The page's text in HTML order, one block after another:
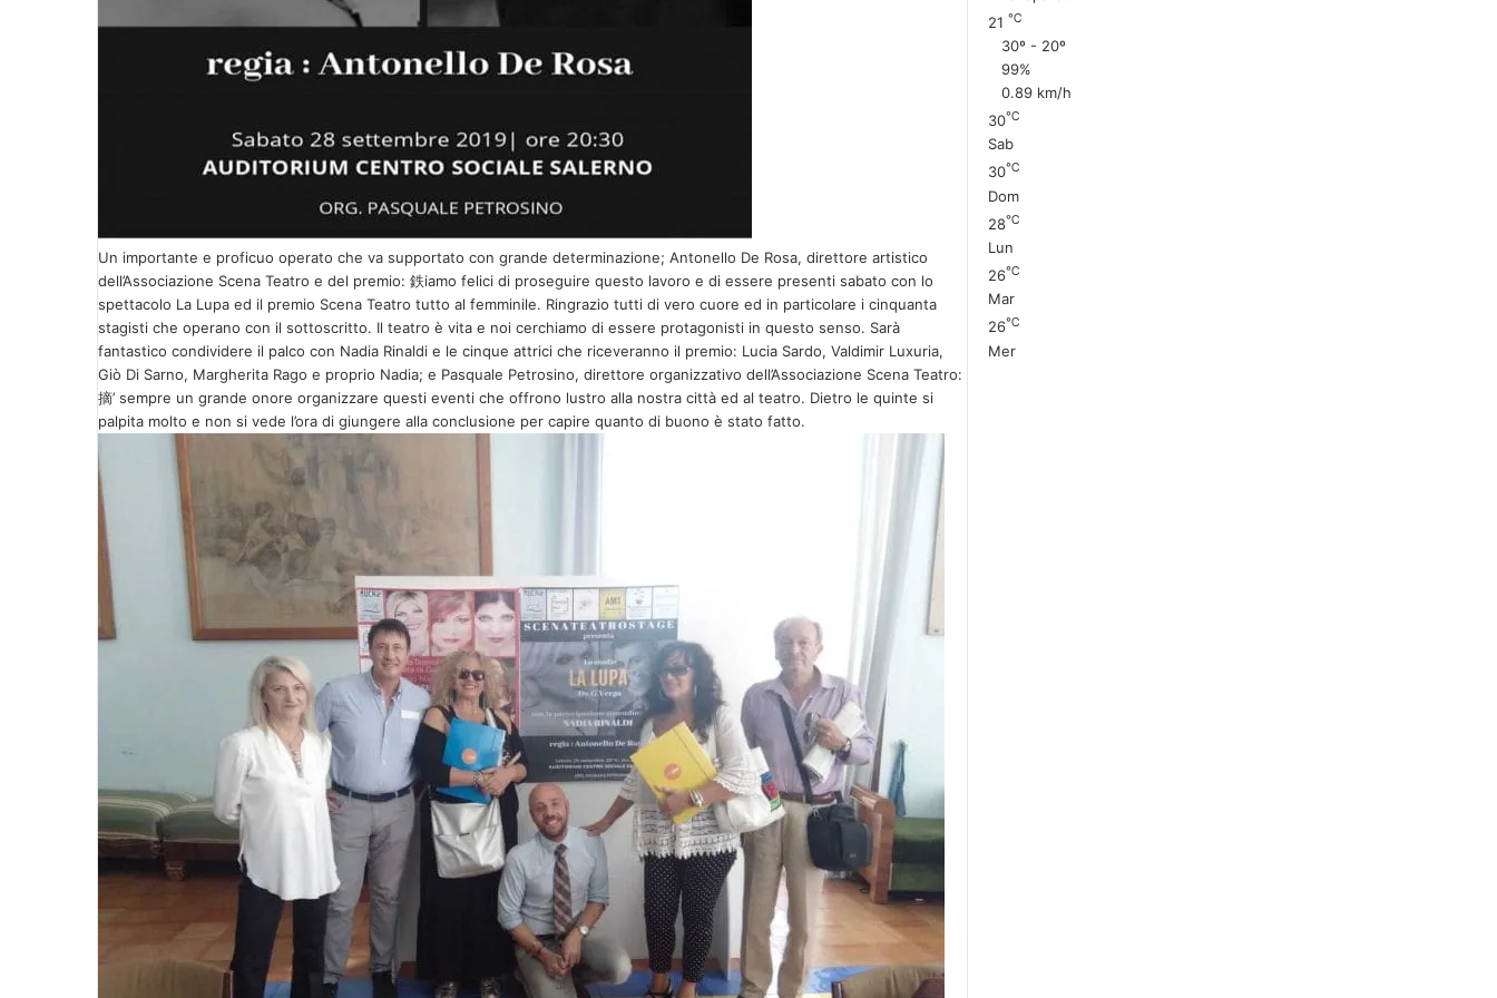
Un importante e proficuo operato che va supportato con grande determinazione; Antonello De Rosa, direttore artistico
dell’Associazione Scena Teatro e del premio: 鉄iamo felici di proseguire questo lavoro e di essere presenti sabato con lo
spettacolo La Lupa ed il premio Scena Teatro tutto al femminile. Ringrazio tutti di vero cuore ed in particolare i cinquanta
stagisti che operano con il sottoscritto. Il teatro è vita e noi cerchiamo di essere protagonisti in questo senso. Sarà
fantastico condividere il palco con Nadia Rinaldi e le cinque attrici che riceveranno il premio: Lucia Sardo, Valdimir Luxuria,
Giò Di Sarno, Margherita Rago e proprio Nadia; e Pasquale Petrosino, direttore organizzativo dell’Associazione Scena Teatro:
摘’ sempre un grande onore organizzare questi eventi che offrono lustro alla nostra città ed al teatro. Dietro le quinte si
palpita molto e non si vede l’ora di giungere alla conclusione per capire quanto di buono è stato fatto.
21℃
30º - 20º
99%
0.89 km/h
30℃
Sab
30℃
Dom
28℃
Lun
26℃
Mar
26℃
Mer